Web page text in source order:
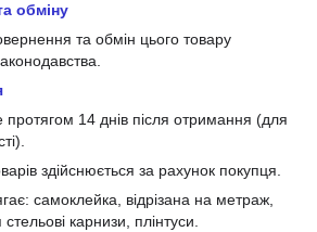
обміну
та обмін цього товару
14 днів після отримання (для
здійснюється за рахунок покупця.
самоклейка, відрізана на метраж,
карнизи, плінтуси.